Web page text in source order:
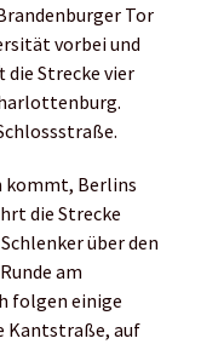
Tor
vorbei und
Strecke vier
kommt, Berlins
die Strecke
über den
am
folgen einige
Kantstraße, auf